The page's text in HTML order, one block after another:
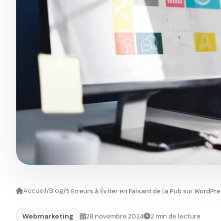
Accueil/Blog/5 Erreurs à Éviter en Faisant de la Pub sur
Webmarketing 28 novembre 2024 2 min de lecture